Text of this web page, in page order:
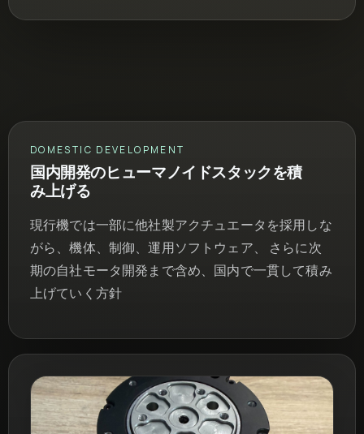
DOMESTIC DEVELOPMENT
国内開発のヒューマノイドスタックを積
み上げる
現行機では一部に他社製アクチュエータを採用しな
がら、機体、制御、運用ソフトウェア、 さらに次
期の自社モータ開発まで含め、国内で一貫して積み
上げていく方針